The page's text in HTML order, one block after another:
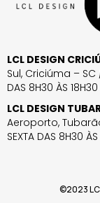
LCL DESIGN
Sul, Criciúma – SC
DAS 8H30 ÀS
LCL DESIGN
Aeroporto,
SEXTA DAS 8H30
©2023